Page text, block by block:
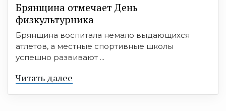
Брянщина отмечает День
физкультурника
Брянщина воспитала немало выдающихся
атлетов, а местные спортивные школы
успешно развивают ...
Читать далее